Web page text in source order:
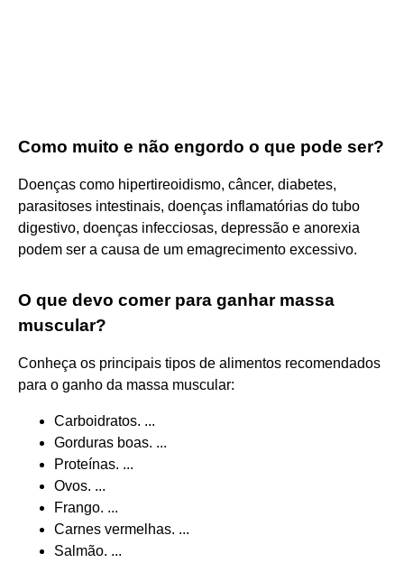
Como muito e não engordo o que pode ser?
Doenças como hipertireoidismo, câncer, diabetes,
parasitoses intestinais, doenças inflamatórias do tubo
digestivo, doenças infecciosas, depressão e anorexia
podem ser a causa de um emagrecimento excessivo.
O que devo comer para ganhar massa
muscular?
Conheça os principais tipos de alimentos recomendados
para o ganho da massa muscular:
Carboidratos. ...
Gorduras boas. ...
Proteínas. ...
Ovos. ...
Frango. ...
Carnes vermelhas. ...
Salmão. ...